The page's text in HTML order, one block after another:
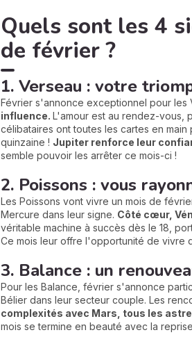
Quels sont les 4
de février ?
1. Verseau : votre
Février s'annonce exceptionnel pour les
influence. L'amour est au rendez-vous,
célibataires ont toutes les cartes en
quinzaine ! Jupiter renforce leur
semble pouvoir les arrêter ce mois-ci !
2. Poissons : vous
Les Poissons vont vivre un mois de
Mercure dans leur signe. Côté cœur,
véritable machine à succès dès le 18,
Ce mois leur offre l'opportunité de vivre
3. Balance : un
Pour les Balance, février s'annonce
Bélier dans leur secteur couple. Les
complexités avec Mars, tous les
mois se termine en beauté avec la